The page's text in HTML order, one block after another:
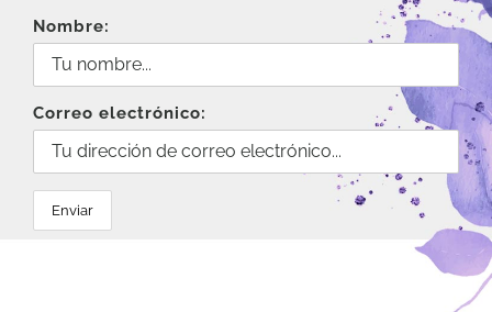
Nombre:
Correo electrónico: